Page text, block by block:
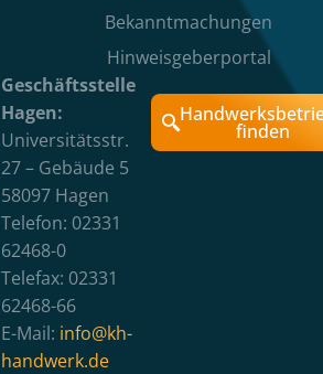
Bekanntmachungen
Hinweisgeberportal
Geschäftsstelle
Hagen:
Universitätsstr.
27 – Gebäude 5
58097 Hagen
Telefon: 02331
62468-0
Telefax: 02331
62468-66
E-Mail: info@kh-
handwerk.de
finden